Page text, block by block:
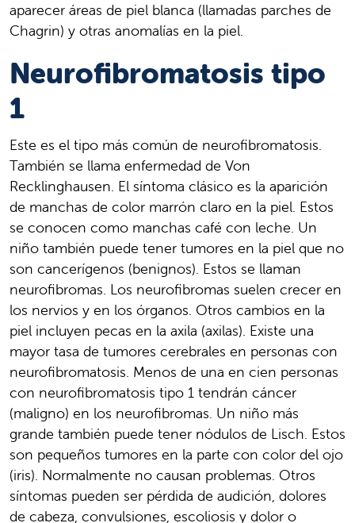
aparecer áreas de piel blanca (llamadas parches de
Chagrin) y otras anomalías en la piel.
Neurofibromatosis tipo
1
Este es el tipo más común de neurofibromatosis.
También se llama enfermedad de Von
Recklinghausen. El síntoma clásico es la aparición
de manchas de color marrón claro en la piel. Estos
se conocen como manchas café con leche. Un
niño también puede tener tumores en la piel que no
son cancerígenos (benignos). Estos se llaman
neurofibromas. Los neurofibromas suelen crecer en
los nervios y en los órganos. Otros cambios en la
piel incluyen pecas en la axila (axilas). Existe una
mayor tasa de tumores cerebrales en personas con
neurofibromatosis. Menos de una en cien personas
con neurofibromatosis tipo 1 tendrán cáncer
(maligno) en los neurofibromas. Un niño más
grande también puede tener nódulos de Lisch. Estos
son pequeños tumores en la parte con color del ojo
(iris). Normalmente no causan problemas. Otros
síntomas pueden ser pérdida de audición, dolores
de cabeza, convulsiones, escoliosis y dolor o